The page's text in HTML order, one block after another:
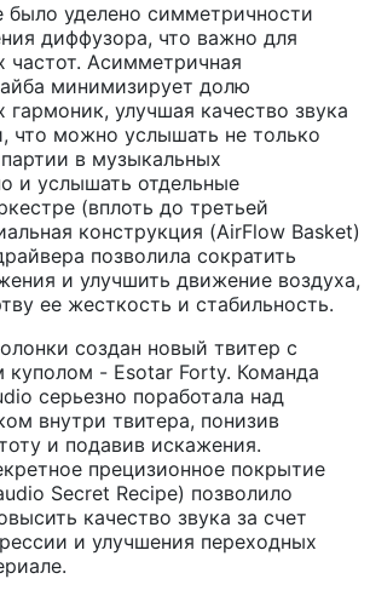
было уделено симметричности
диффузора, что важно для
частот. Асимметричная
минимизирует долю
гармоник, улучшая качество звука
что можно услышать не только
в музыкальных
и услышать отдельные
(вплоть до третьей
конструкция (AirFlow Basket)
позволила сократить
и улучшить движение воздуха,
ее жесткость и стабильность.
создан новый твитер с
куполом - Esotar Forty. Команда
серьезно поработала над
внутри твитера, понизив
и подавив искажения.
прецизионное покрытие
Secret Recipe) позволило
качество звука за счет
и улучшения переходных